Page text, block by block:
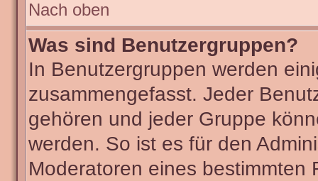
Nach oben
Was sind Benutzergruppen?
In Benutzergruppen werden
zusammengefasst. Jeder
gehören und jeder Gruppe
werden. So ist es für den
Moderatoren eines bestimmten